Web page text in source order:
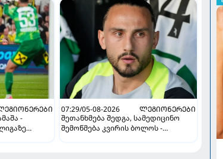
-
07:29/05-08-2026
ᲚᲔᲒᲘᲝᲜᲔᲠᲔᲑᲘ
შეთანხმება შედგა, სამედიცინო
შემოწმება კვირის ბოლოს -